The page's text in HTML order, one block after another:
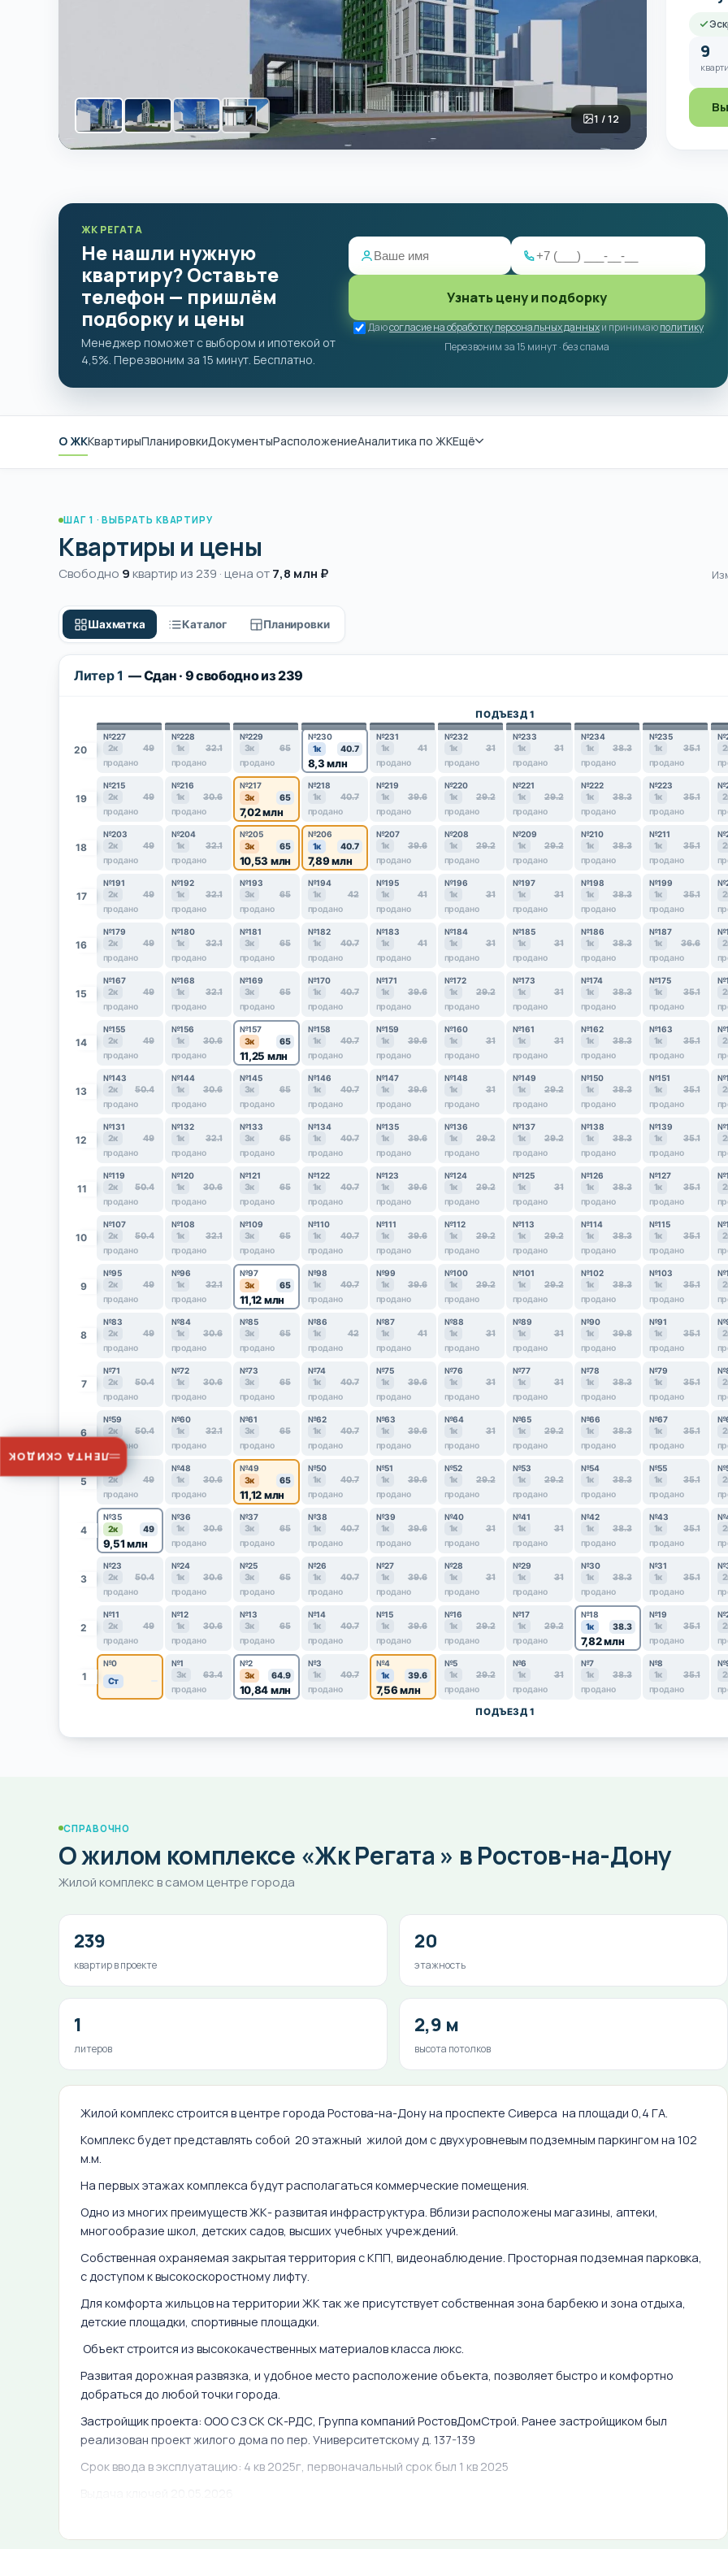
1 / 12
9
ЖК РЕГАТА
Не нашли нужную
квартиру? Оставьте
телефон — пришлём
подборку и цены
Менеджер поможет с выбором и ипотекой от
4,5%. Перезвоним за 15 минут. Бесплатно.
Узнать цену и подборку
Даюсогласие на обработку персональных данныхи принимаюполитику
Перезвоним за 15 минут · без спама
О ЖККвартирыПланировкиДокументыРасположениеАналитика по ЖКЕщё
ШАГ 1 · ВЫБРАТЬ КВАРТИРУ
Квартиры и цены
Свободно 9квартир из 239 · цена от7,8 млн ₽
Шахматка Каталог Планировки
Литер 1 — Сдан · 9 свободно из 239
ПОДЪЕЗД 1
20
№227
2к
49
продано
№228
1к
32.1
продано
№229
3к
65
продано
№230
1к 40.7
8,3 млн
№231
1к
41
продано
№232
1к
31
продано
№233
1к
31
продано
№234
1к
38.3
продано
№235
1к
35.1
продано
19
№215
2к
49
продано
№216
1к
30.6
продано
№217
3к 65
7,02 млн
№218
1к
40.7
продано
№219
1к
39.6
продано
№220
1к
29.2
продано
№221
1к
29.2
продано
№222
1к
38.3
продано
№223
1к
35.1
продано
18
№203
2к
49
продано
№204
1к
32.1
продано
№205
3к 65
10,53 млн
№206
1к 40.7
7,89 млн
№207
1к
39.6
продано
№208
1к
29.2
продано
№209
1к
29.2
продано
№210
1к
38.3
продано
№211
1к
35.1
продано
17
№191
2к
49
продано
№192
1к
32.1
продано
№193
3к
65
продано
№194
1к
42
продано
№195
1к
41
продано
№196
1к
31
продано
№197
1к
31
продано
№198
1к
38.3
продано
№199
1к
35.1
продано
16
№179
2к
49
продано
№180
1к
32.1
продано
№181
3к
65
продано
№182
1к
40.7
продано
№183
1к
41
продано
№184
1к
31
продано
№185
1к
31
продано
№186
1к
38.3
продано
№187
1к
36.6
продано
15
№167
2к
49
продано
№168
1к
32.1
продано
№169
3к
65
продано
№170
1к
40.7
продано
№171
1к
39.6
продано
№172
1к
29.2
продано
№173
1к
31
продано
№174
1к
38.3
продано
№175
1к
35.1
продано
14
№155
2к
49
продано
№156
1к
30.6
продано
№157
3к 65
11,25 млн
№158
1к
40.7
продано
№159
1к
39.6
продано
№160
1к
31
продано
№161
1к
31
продано
№162
1к
38.3
продано
№163
1к
35.1
продано
13
№143
2к
50.4
продано
№144
1к
30.6
продано
№145
3к
65
продано
№146
1к
40.7
продано
№147
1к
39.6
продано
№148
1к
31
продано
№149
1к
29.2
продано
№150
1к
38.3
продано
№151
1к
35.1
продано
12
№131
2к
49
продано
№132
1к
32.1
продано
№133
3к
65
продано
№134
1к
40.7
продано
№135
1к
39.6
продано
№136
1к
29.2
продано
№137
1к
29.2
продано
№138
1к
38.3
продано
№139
1к
35.1
продано
11
№119
2к
50.4
продано
№120
1к
30.6
продано
№121
3к
65
продано
№122
1к
40.7
продано
№123
1к
39.6
продано
№124
1к
29.2
продано
№125
1к
31
продано
№126
1к
38.3
продано
№127
1к
35.1
продано
10
№107
2к
50.4
продано
№108
1к
32.1
продано
№109
3к
65
продано
№110
1к
40.7
продано
№111
1к
39.6
продано
№112
1к
29.2
продано
№113
1к
29.2
продано
№114
1к
38.3
продано
№115
1к
35.1
продано
9
№95
2к
49
продано
№96
1к
32.1
продано
№97
3к 65
11,12 млн
№98
1к
40.7
продано
№99
1к
39.6
продано
№100
1к
29.2
продано
№101
1к
29.2
продано
№102
1к
38.3
продано
№103
1к
35.1
продано
8
№83
2к
49
продано
№84
1к
30.6
продано
№85
3к
65
продано
№86
1к
42
продано
№87
1к
41
продано
№88
1к
31
продано
№89
1к
31
продано
№90
1к
39.8
продано
№91
1к
35.1
продано
7
№71
2к
50.4
продано
№72
1к
30.6
продано
№73
3к
65
продано
№74
1к
40.7
продано
№75
1к
39.6
продано
№76
1к
31
продано
№77
1к
31
продано
№78
1к
38.3
продано
№79
1к
35.1
продано
6
№59
2к
50.4
продано
№60
1к
32.1
продано
№61
3к
65
продано
№62
1к
40.7
продано
№63
1к
39.6
продано
№64
1к
31
продано
№65
1к
29.2
продано
№66
1к
38.3
продано
№67
1к
35.1
продано
5 2к
49
продано
№48
1к
30.6
продано
№49
3к 65
11,12 млн
№50
1к
40.7
продано
№51
1к
39.6
продано
№52
1к
29.2
продано
№53
1к
29.2
продано
№54
1к
38.3
продано
№55
1к
35.1
продано
4
№35
2к 49
9,51 млн
№36
1к
30.6
продано
№37
3к
65
продано
№38
1к
40.7
продано
№39
1к
39.6
продано
№40
1к
31
продано
№41
1к
31
продано
№42
1к
38.3
продано
№43
1к
35.1
продано
3
№23
2к
50.4
продано
№24
1к
30.6
продано
№25
3к
65
продано
№26
1к
40.7
продано
№27
1к
39.6
продано
№28
1к
31
продано
№29
1к
31
продано
№30
1к
38.3
продано
№31
1к
35.1
продано
2
№11
2к
49
продано
№12
1к
30.6
продано
№13
3к
65
продано
№14
1к
40.7
продано
№15
1к
39.6
продано
№16
1к
29.2
продано
№17
1к
29.2
продано
№18
1к 38.3
7,82 млн
№19
1к
35.1
продано
1
№0
Ст
№1
3к
63.4
продано
№2
3к 64.9
10,84 млн
№3
1к
40.7
продано
№4
1к 39.6
7,56 млн
№5
1к
29.2
продано
№6
1к
31
продано
№7
1к
38.3
продано
№8
1к
35.1
продано
ПОДЪЕЗД 1
СПРАВОЧНО
О жилом комплексе «Жк Регата » в Ростов-на-Дону
Жилой комплекс в самом центре города
239
квартир в проекте
20
этажность
1
литеров
2,9 м
высота потолков
Жилой комплекс строится в центре города Ростова-на-Дону на проспекте Сиверса на площади 0,4 ГА.
Комплекс будет представлять собой 20 этажный жилой дом с двухуровневым подземным паркингом на 102
м.м.
На первых этажах комплекса будут располагаться коммерческие помещения.
Одно из многих преимуществ ЖК- развитая инфраструктура. Вблизи расположены магазины, аптеки,
многообразие школ, детских садов, высших учебных учреждений.
Собственная охраняемая закрытая территория с КПП, видеонаблюдение. Просторная подземная парковка,
с доступом к высокоскоростному лифту.
Для комфорта жильцов на территории ЖК так же присутствует собственная зона барбекю и зона отдыха,
детские площадки, спортивные площадки.
Объект строится из высококачественных материалов класса люкс.
Развитая дорожная развязка, и удобное место расположение объекта, позволяет быстро и комфортно
добраться до любой точки города.
Застройщик проекта: ООО СЗ СК СК-РДС, Группа компаний РостовДомСтрой. Ранее застройщиком был
реализован проект жилого дома по пер. Университетскому д. 137-139
Срок ввода в эксплуатацию: 4 кв 2025г, первоначальный срок был 1 кв 2025
ЛЕНТА СКИДОК